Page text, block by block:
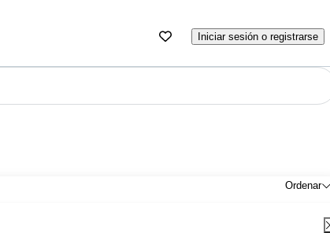
Iniciar sesión o registrarse
Ordenar